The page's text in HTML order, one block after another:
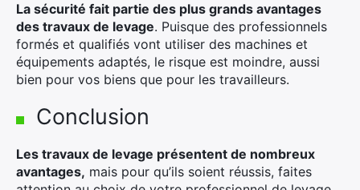
La sécurité fait partie des plus grands avantages
des travaux de levage. Puisque des professionnels
formés et qualifiés vont utiliser des machines et
équipements adaptés, le risque est moindre, aussi
bien pour vos biens que pour les travailleurs.
Conclusion
Les travaux de levage présentent de nombreux
avantages, mais pour qu’ils soient réussis, faites